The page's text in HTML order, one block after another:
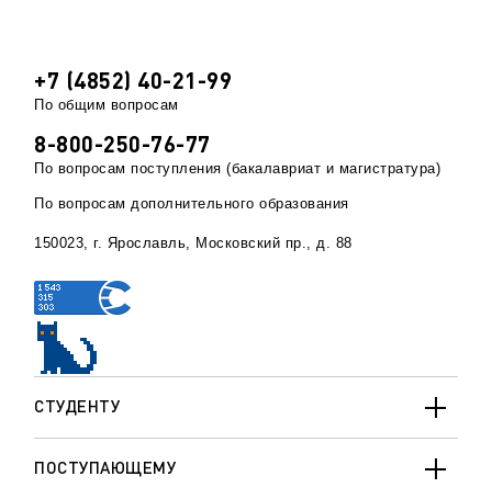
СТУДЕНТУ
ПОСТУПАЮЩЕМУ
+7 (4852) 40-21-99
По общим вопросам
8-800-250-76-77
По вопросам поступления (бакалавриат и магистратура)
По вопросам дополнительного образования
150023, г. Ярославль, Московский пр., д. 88